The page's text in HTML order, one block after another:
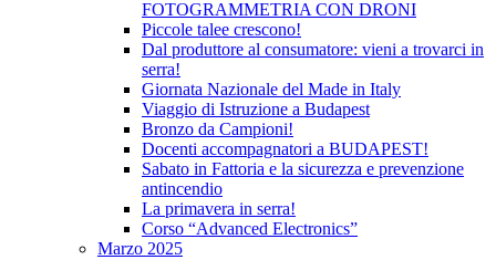
FOTOGRAMMETRIA CON DRONI
Piccole talee crescono!
Dal produttore al consumatore: vieni a trovarci in
serra!
Giornata Nazionale del Made in Italy
Viaggio di Istruzione a Budapest
Bronzo da Campioni!
Docenti accompagnatori a BUDAPEST!
Sabato in Fattoria e la sicurezza e prevenzione
antincendio
La primavera in serra!
Corso “Advanced Electronics”
Marzo 2025